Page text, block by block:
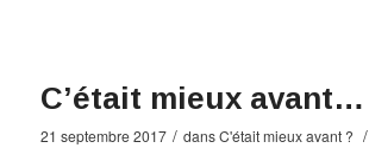
C’était mieux avant…
21 septembre 2017 / dansC'était mieux avant ? /